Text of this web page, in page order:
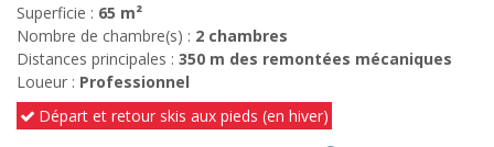
Superficie : 65 m²
Nombre de chambre(s) : 2 chambres
Distances principales : 350 m des remontées mécaniques
Loueur : Professionnel
Départ et retour skis aux pieds (en hiver)